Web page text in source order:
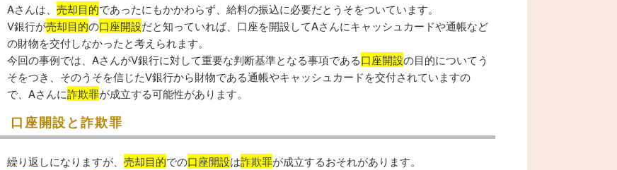
Aさんは、 売却目的であったにもかかわらず、給料の振込に必要だとうそをついています。
V銀行が売却目的の口座開設だと知っていれば、口座を開設してAさんにキャッシュカードや通帳など
の財物を交付しなかったと考えられます。
今回の事例では、AさんがV銀行に対して重要な判断基準となる事項である口座開設の目的についてう
そをつき、そのうそを信じたV銀行から財物である通帳やキャッシュカードを交付されていますの
で、Aさんに詐欺罪が成立する可能性があります。
口座開設と詐欺罪
繰り返しになりますが、 売却目的での口座開設は詐欺罪が成立するおそれがあります。